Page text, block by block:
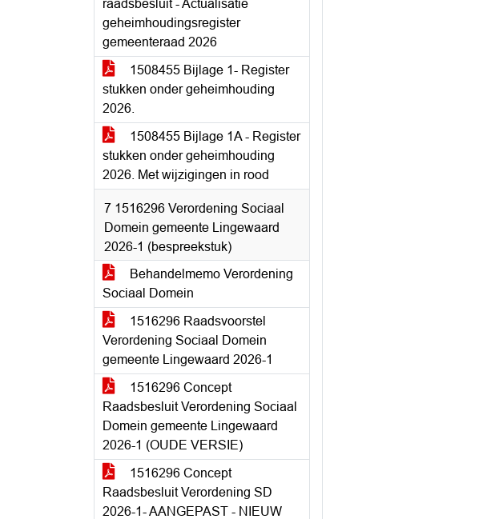
raadsbesluit - Actualisatie
geheimhoudingsregister
gemeenteraad 2026
1508455 Bijlage 1- Register
stukken onder geheimhouding
2026.
1508455 Bijlage 1A - Register
stukken onder geheimhouding
2026. Met wijzigingen in rood
7 1516296 Verordening Sociaal
Domein gemeente Lingewaard
2026-1 (bespreekstuk)
Behandelmemo Verordening
Sociaal Domein
1516296 Raadsvoorstel
Verordening Sociaal Domein
gemeente Lingewaard 2026-1
1516296 Concept
Raadsbesluit Verordening Sociaal
Domein gemeente Lingewaard
2026-1 (OUDE VERSIE)
1516296 Concept
Raadsbesluit Verordening SD
2026-1- AANGEPAST - NIEUW